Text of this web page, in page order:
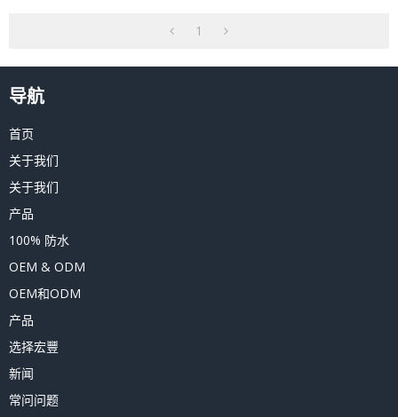
1
导航
首页
关于我们
关于我们
产品
100% 防水
OEM & ODM
OEM和ODM
产品
选择宏豐
新闻
常问问题